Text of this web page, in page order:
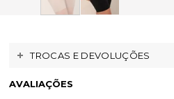
TROCAS E DEVOLUÇÕES
AVALIAÇÕES